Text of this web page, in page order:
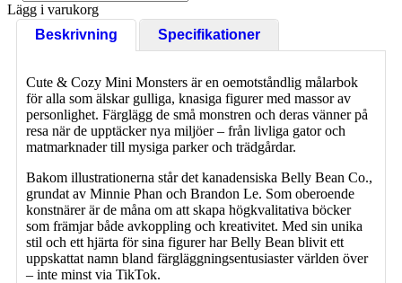
Lägg i varukorg
Beskrivning
Specifikationer
Cute & Cozy Mini Monsters är en oemotståndlig målarbok
för alla som älskar gulliga, knasiga figurer med massor av
personlighet. Färglägg de små monstren och deras vänner på
resa när de upptäcker nya miljöer – från livliga gator och
matmarknader till mysiga parker och trädgårdar.
Bakom illustrationerna står det kanadensiska Belly Bean Co.,
grundat av Minnie Phan och Brandon Le. Som oberoende
konstnärer är de måna om att skapa högkvalitativa böcker
som främjar både avkoppling och kreativitet. Med sin unika
stil och ett hjärta för sina figurer har Belly Bean blivit ett
uppskattat namn bland färgläggningsentusiaster världen över
– inte minst via TikTok.